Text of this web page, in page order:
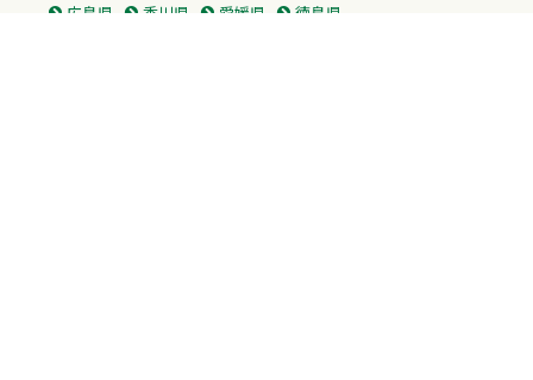
広島県 香川県 愛媛県 徳島県